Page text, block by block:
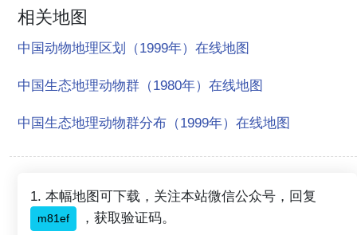
相关地图
中国动物地理区划（1999年）在线地图
中国生态地理动物群（1980年）在线地图
中国生态地理动物群分布（1999年）在线地图
1. 本幅地图可下载，关注本站微信公众号，回复
m81ef ，获取验证码。